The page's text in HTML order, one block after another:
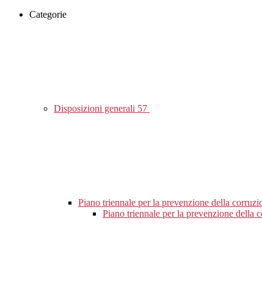
Categorie
Disposizioni generali 57
Piano triennale per la prevenzione della
Piano triennale per la prevenzione della